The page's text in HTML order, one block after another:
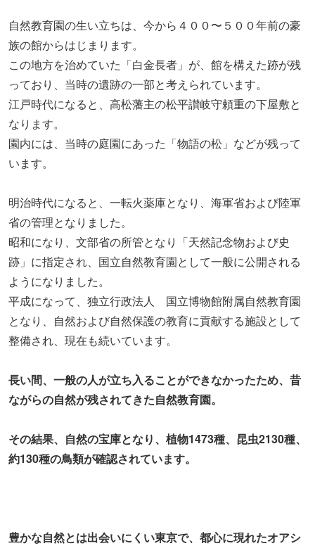
自然教育園の生い立ちは、今から４００〜５００年前の豪
族の館からはじまります。
この地方を治めていた「白金長者」が、館を構えた跡が残
っており、当時の遺跡の一部と考えられています。
江戸時代になると、高松藩主の松平讃岐守頼重の下屋敷と
なります。
園内には、当時の庭園にあった「物語の松」などが残って
います。
明治時代になると、一転火薬庫となり、海軍省および陸軍
省の管理となりました。
昭和になり、文部省の所管となり「天然記念物および史
跡」に指定され、国立自然教育園として一般に公開される
ようになりました。
平成になって、独立行政法人 国立博物館附属自然教育園
となり、自然および自然保護の教育に貢献する施設として
整備され、現在も続いています。
長い間、一般の人が立ち入ることができなかったため、昔
ながらの自然が残されてきた自然教育園。
その結果、自然の宝庫となり、植物1473種、昆虫2130種、
約130種の鳥類が確認されています。
豊かな自然とは出会いにくい東京で、都心に現れたオアシ